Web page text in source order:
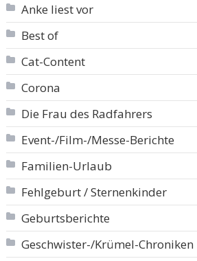
Anke liest vor
Best of
Cat-Content
Corona
Die Frau des Radfahrers
Event-/Film-/Messe-Berichte
Familien-Urlaub
Fehlgeburt / Sternenkinder
Geburtsberichte
Geschwister-/Krümel-Chroniken